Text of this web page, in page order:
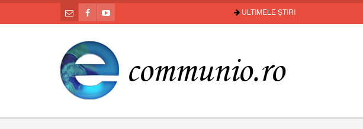
ULTIMELE ȘTIRI